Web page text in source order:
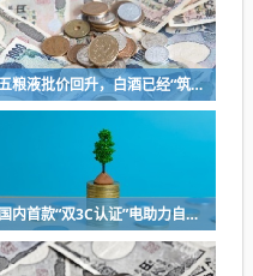
五粮液批价回升，白酒已经“筑底”？
国内首款“双3C认证”电助力自行车上市，京东京造率先完成全链路安全认证